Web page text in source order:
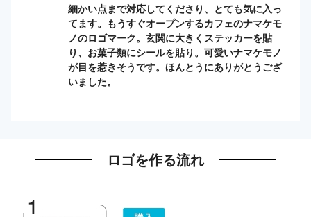
細かい点まで対応してくださり、とても気に入っ
てます。もうすぐオープンするカフェのナマケモ
ノのロゴマーク。玄関に大きくステッカーを貼
り、お菓子類にシールを貼り。可愛いナマケモノ
が目を惹きそうです。ほんとうにありがとうござ
いました。
ロゴを作る流れ